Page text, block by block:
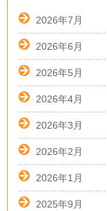
2026年7月
2026年6月
2026年5月
2026年4月
2026年3月
2026年2月
2026年1月
2025年9月